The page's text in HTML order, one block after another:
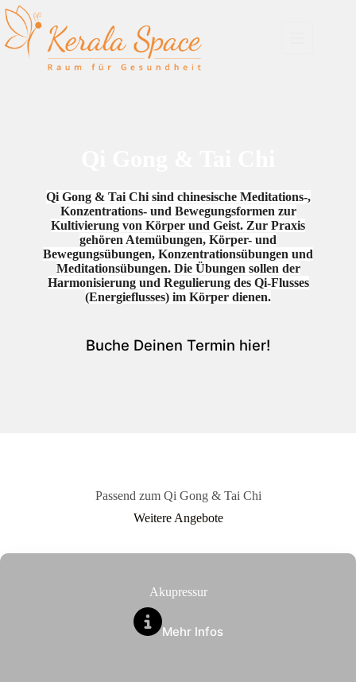
Zum
Inhalt
springen
Qi Gong & Tai Chi sind chinesische Meditations-,
Konzentrations- und Bewegungsformen zur
Kultivierung von Körper und Geist. Zur Praxis
gehören Atemübungen, Körper- und
Bewegungsübungen, Konzentrationsübungen und
Meditationsübungen. Die Übungen sollen der
Harmonisierung und Regulierung des Qi-Flusses
(Energieflusses) im Körper dienen.
Buche Deinen Termin hier!
Passend zum Qi Gong & Tai Chi
Weitere Angebote
Akupressur
Mehr Infos